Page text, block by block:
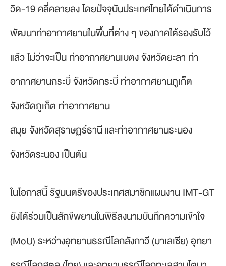
วิด-19 คลี่คลายลง โดยปัจจุบันประเทศไทยได้ดำเนินการ
พัฒนาท่าอากาศยานในพื้นที่ต่าง ๆ ของภาคใต้รองรับไว้
แล้ว ไม่ว่าจะเป็น ท่าอากาศยานเบตง จังหวัดยะลา ท่า
อากาศยานกระบี่ จังหวัดกระบี่ ท่าอากาศยานภูเก็ต
จังหวัดภูเก็ต ท่าอากาศยาน
สมุย จังหวัดสุราษฏร์ธานี และท่าอากาศยานระนอง
จังหวัดระนอง เป็นต้น
ในโอกาสนี้ รัฐมนตรีของประเทศสมาชิกแผนงาน IMT-GT
ยังได้ร่วมเป็นสักขีพยานในพิธีลงนามบันทึกความเข้าใจ
(MoU) ระหว่างอุทยานธรณีโลกลังกาวี (มาเลเซีย) อุทยา